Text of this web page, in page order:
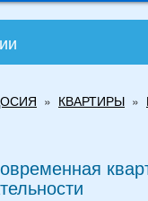
» КВАРТИРЫ »